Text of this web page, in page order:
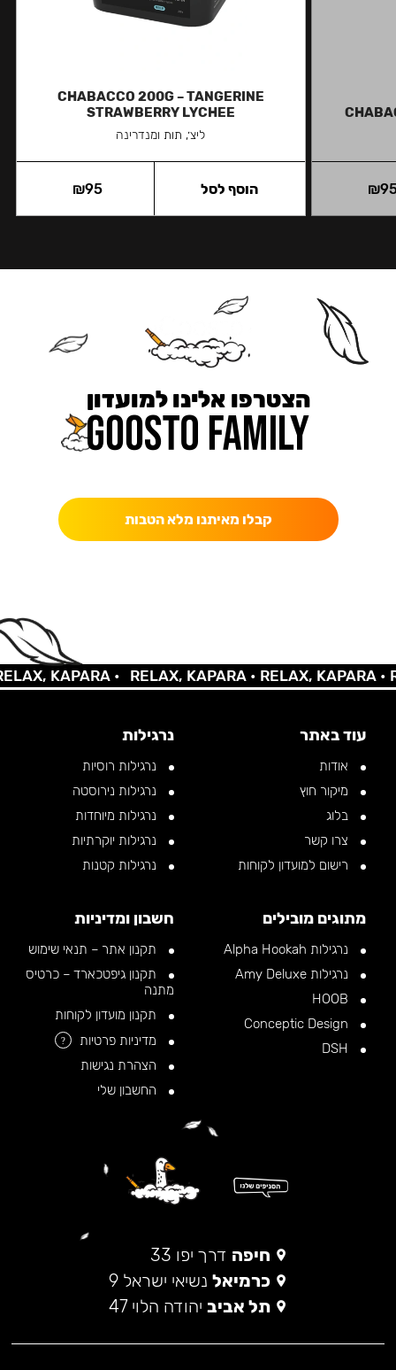
₪
CHABACCO 200G – TANGERINE
STRAWBERRY LYCHEE
ליצ׳, תות ומנדרינה
₪95 הוסף לסל
הצטרפו אלינו למועדון
קבלו מאיתנו מלא הטבות
KAPARA • RELAX, KAPARA •RELAX, KAPARA •
עוד באתר
אודות
מיקור חוץ
בלוג
צרו קשר
רישום למועדון לקוחות
נרגילות
נרגילות רוסיות
נרגילות נירוסטה
נרגילות מיוחדות
נרגילות יוקרתיות
נרגילות קטנות
מתוגים מובילים
נרגילות Alpha Hookah
נרגילות Amy Deluxe
חשבון ומדיניות
תקנון אתר – תנאי שימוש
תקנון גיפטכארד – כרטיס
מתנה
תקנון מועדון לקוחות
מדיניות פרטיות
?
הצהרת נגישות
החשבון שלי
חיפה דרך יפו 33
כרמיאל נשיאי ישראל 9
תל אביב יהודה הלוי 47